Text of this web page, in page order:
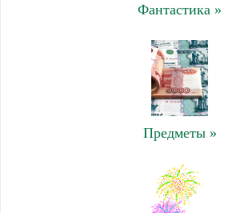
Фантастика »
Предметы »